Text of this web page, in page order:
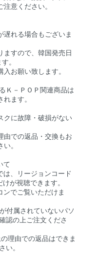
意ください。
遅れる場合もございま
ますので、韓国発売日
。
お願い致します。
－ＰＯＰ関連商品は
ます。
に故障・破損がない
由での返品・交換もお
。
て
、リージョンコード
が視聴できます。
ンでご覧いただけま
付属されていないパソ
認の上ご注文くださ
理由での返品はできま
い。